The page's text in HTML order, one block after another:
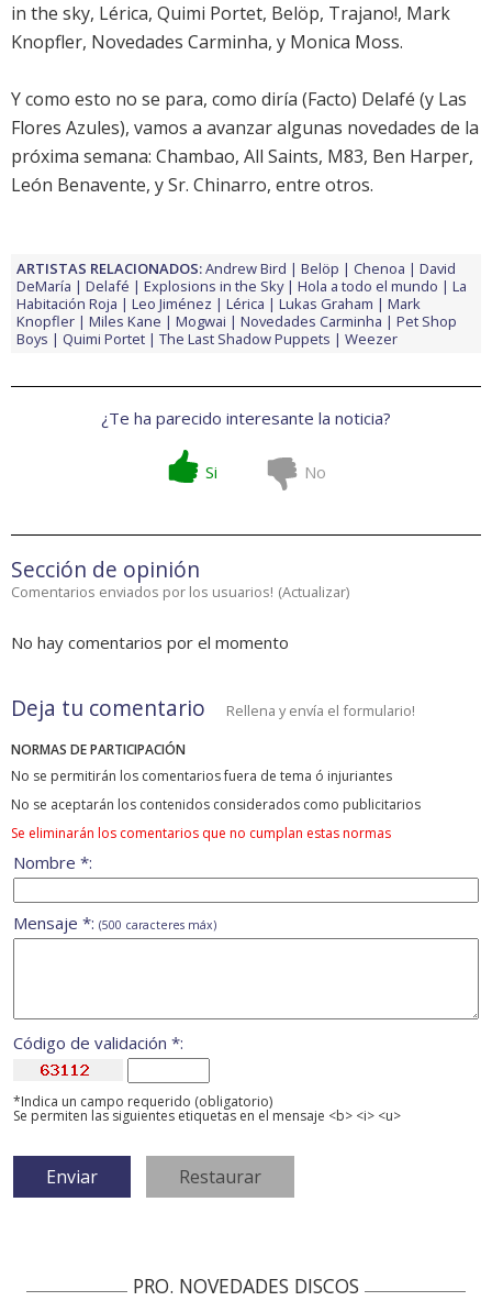
in the sky, Lérica, Quimi Portet, Belöp, Trajano!, Mark
Knopfler, Novedades Carminha, y Monica Moss.
Y como esto no se para, como diría (Facto) Delafé (y Las
Flores Azules), vamos a avanzar algunas novedades de la
próxima semana: Chambao, All Saints, M83, Ben Harper,
León Benavente, ySr. Chinarro, entre otros.
ARTISTAS RELACIONADOS:Andrew Bird Belöp Chenoa
David
DeMaría
Delafé Explosions in the Sky Hola a todo el mundo
La
Habitación Roja
Leo Jiménez Lérica Lukas Graham
Mark
Knopfler
Miles Kane Mogwai Novedades Carminha
Pet Shop
Boys
Quimi Portet The Last Shadow Puppets Weezer
¿Te ha parecido interesante la noticia?
Si No
Sección de opinión
Comentarios enviados por los usuarios! (Actualizar)
No hay comentarios por el momento
Deja tu comentario Rellena y envía el formulario!
NORMAS DE PARTICIPACIÓN
No se permitirán los comentarios fuera de tema ó injuriantes
No se aceptarán los contenidos considerados como publicitarios
Se eliminarán los comentarios que no cumplan estas normas
Nombre *:
Mensaje *: (500 caracteres máx)
Código de validación *:
*Indica un campo requerido (obligatorio)
Se permiten las siguientes etiquetas en el mensaje <b> <i> <u>
PRO. NOVEDADES DISCOS